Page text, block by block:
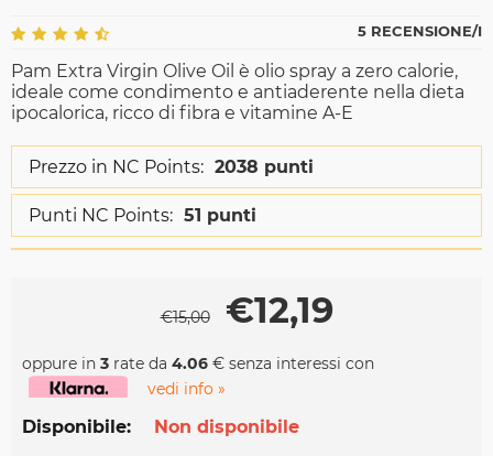
5 RECENSIONE/I
Pam Extra Virgin Olive Oil è olio spray a zero calorie,
ideale come condimento e antiaderente nella dieta
ipocalorica, ricco di fibra e vitamine A-E
Prezzo in NC Points: 2038 punti
Punti NC Points: 51 punti
€15,00 €12,19
oppure in 3 rate da 4.06 € senza interessi con
vedi info »
Disponibile: Non disponibile